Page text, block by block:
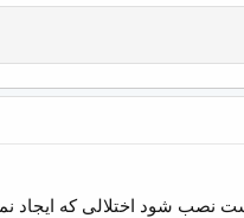
نصب شود اختلالی که ایجاد